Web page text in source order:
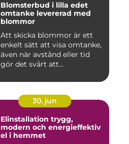
Blomsterbud i lilla edet
omtanke levererad med
blommor
Att skicka blommor är ett
enkelt sätt att visa omtanke,
även när avstånd eller tid
gör det svårt att...
30. jun
Elinstallation trygg,
modern och energieffektiv
el i hemmet